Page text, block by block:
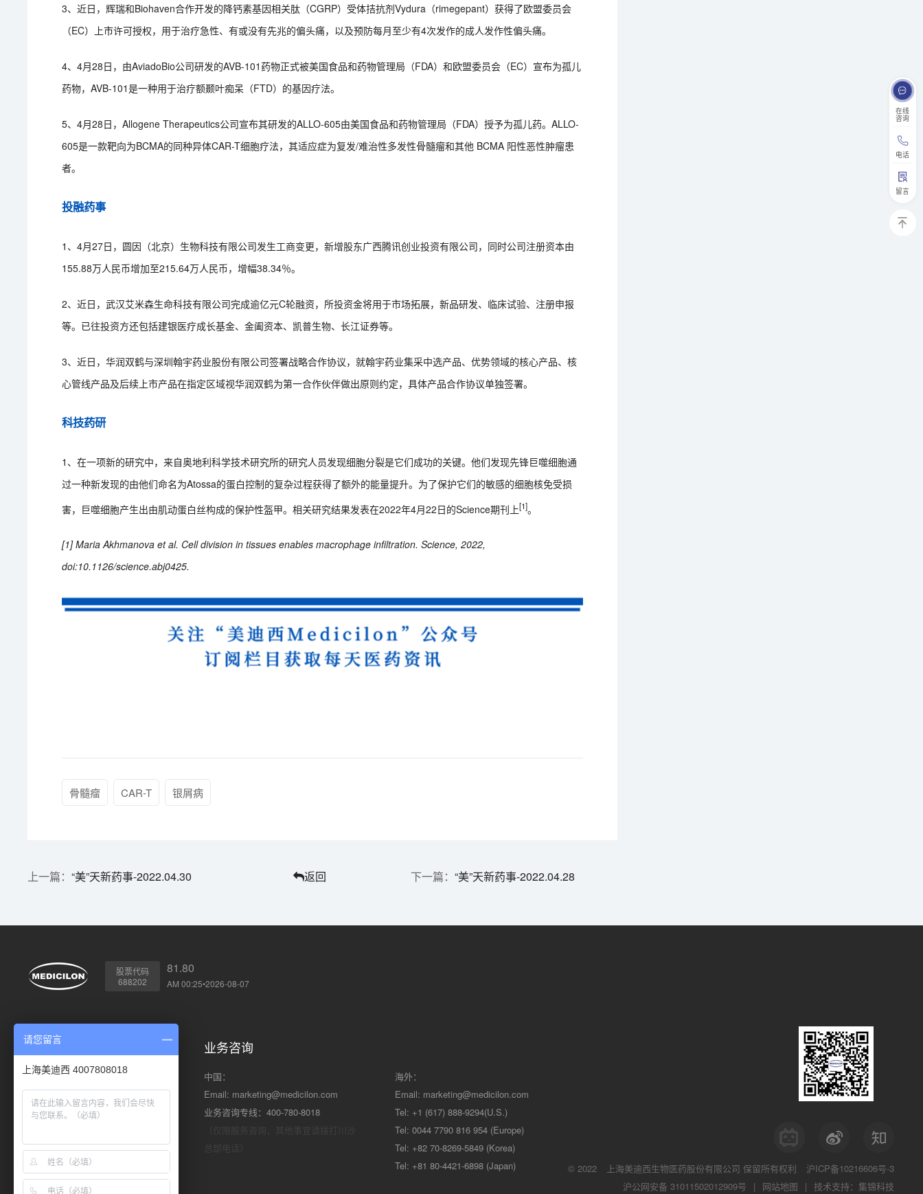
在线
咨询
电话
留言
3、近日，辉瑞和Biohaven合作开发的降钙素基因相关肽（CGRP）受体拮抗剂Vydura（rimegepant）获得了欧盟委员会
（EC）上市许可授权，用于治疗急性、有或没有先兆的偏头痛，以及预防每月至少有4次发作的成人发作性偏头痛。
4、4月28日，由AviadoBio公司研发的AVB-101药物正式被美国食品和药物管理局（FDA）和欧盟委员会（EC）宣布为孤儿
药物，AVB-101是一种用于治疗额颞叶痴呆（FTD）的基因疗法。
5、4月28日，Allogene Therapeutics公司宣布其研发的ALLO-605由美国食品和药物管理局（FDA）授予为孤儿药。ALLO-
605是一款靶向为BCMA的同种异体CAR-T细胞疗法，其适应症为复发/难治性多发性骨髓瘤和其他 BCMA 阳性恶性肿瘤患
者。
投融药事
1、4月27日，圆因（北京）生物科技有限公司发生工商变更，新增股东广西腾讯创业投资有限公司，同时公司注册资本由
155.88万人民币增加至215.64万人民币，增幅38.34％。
2、近日，武汉艾米森生命科技有限公司完成逾亿元C轮融资，所投资金将用于市场拓展，新品研发、临床试验、注册申报
等。已往投资方还包括建银医疗成长基金、金阖资本、凯普生物、长江证券等。
3、近日，华润双鹤与深圳翰宇药业股份有限公司签署战略合作协议，就翰宇药业集采中选产品、优势领域的核心产品、核
心管线产品及后续上市产品在指定区域视华润双鹤为第一合作伙伴做出原则约定，具体产品合作协议单独签署。
科技药研
1、在一项新的研究中，来自奥地利科学技术研究所的研究人员发现细胞分裂是它们成功的关键。他们发现先锋巨噬细胞通
过一种新发现的由他们命名为Atossa的蛋白控制的复杂过程获得了额外的能量提升。为了保护它们的敏感的细胞核免受损
害，巨噬细胞产生出由肌动蛋白丝构成的保护性盔甲。相关研究结果发表在2022年4月22日的Science期刊上[1]。
[1] Maria Akhmanova et al. Cell division in tissues enables macrophage infiltration. Science, 2022,
doi:10.1126/science.abj0425.
骨髓瘤 CAR-T 银屑病
“美”天新药事-2022.04.30 返回 “美”天新药事-2022.04.28
股票代码
688202
81.80
AM 00:25•2026-08-07
川沙总部
地址: 上海市浦东新区川大路585号
邮编: 201299
电话: +86 (21) 5859-1500（总机）
业务咨询
中国：
Email: marketing@medicilon.com
业务咨询专线：400-780-8018
海外：
Email: marketing@medicilon.com
Tel: +1 (617) 888-9294(U.S.)
Tel: 0044 7790 816 954 (Europe)
Tel: +82 70-8269-5849 (Korea)
Tel: +81 80-4421-6898 (Japan)
© 2022 上海美迪西生物医药股份有限公司 保留所有权利
沪ICP备10216606号-3
沪公网安备 31011502012909号
| 网站地图 | 技术支持：集锦科技
请您留言
上海美迪西 4007808018